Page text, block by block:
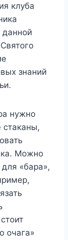
клуба
данной
знаний
нужно
стаканы,
Можно
«бара»,
очага»